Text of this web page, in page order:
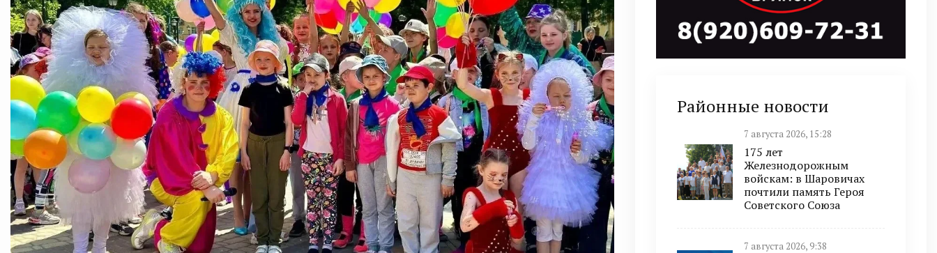
Районные новости
7 августа 2026, 15:28
175 лет
Железнодорожным
войскам: в Шаровичах
почтили память Героя
Советского Союза
7 августа 2026, 9:38